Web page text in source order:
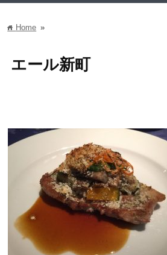
home Home »
エール新町